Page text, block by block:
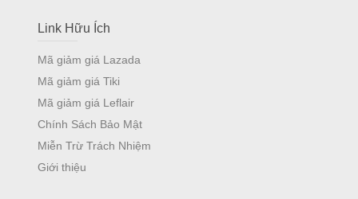
Link Hữu Ích
Mã giảm giá Lazada
Mã giảm giá Tiki
Mã giảm giá Leflair
Chính Sách Bảo Mật
Miễn Trừ Trách Nhiệm
Giới thiệu